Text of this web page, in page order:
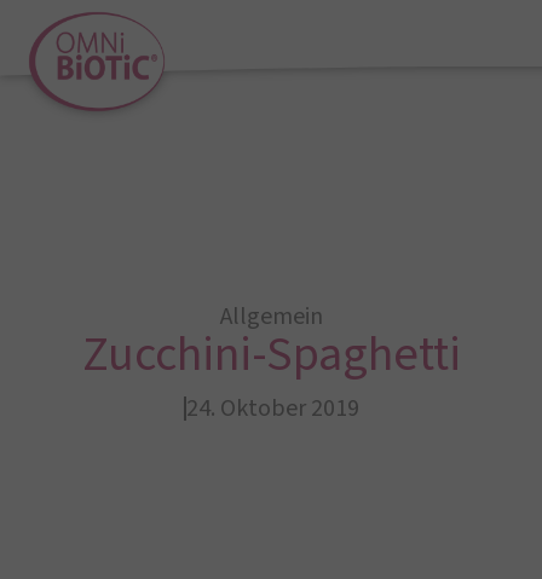
Allgemein
Zucchini-Spaghetti
24. Oktober 2019